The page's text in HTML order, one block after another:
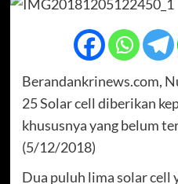
Berandankrinews.com,
25 Solar cell diberikan
khususnya yang belum
(5/12/2018)
Dua puluh lima solar cell